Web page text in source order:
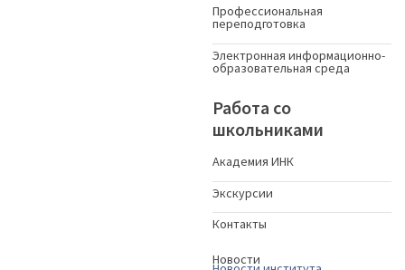
Профессиональная
переподготовка
Электронная информационно-
образовательная среда
Работа со
школьниками
Академия ИНК
Экскурсии
Контакты
Новости